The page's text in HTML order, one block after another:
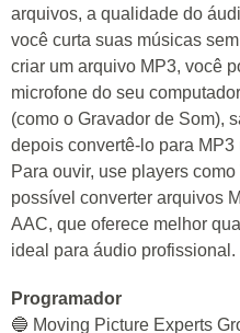
arquivos, a qualidade do
você curta suas músicas
criar um arquivo MP3, você
microfone do seu
(como o Gravador de Som),
depois convertê-lo para
Para ouvir, use players
possível converter arquivos
AAC, que oferece melhor
ideal para áudio profissional.
Programador
🔵 Moving Picture Experts